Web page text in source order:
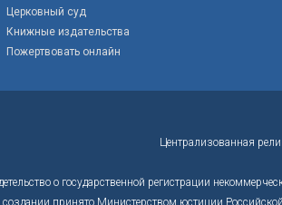
Церковный суд
Книжные издательства
Пожертвовать онлайн
Централизованная
о государственной регистрации